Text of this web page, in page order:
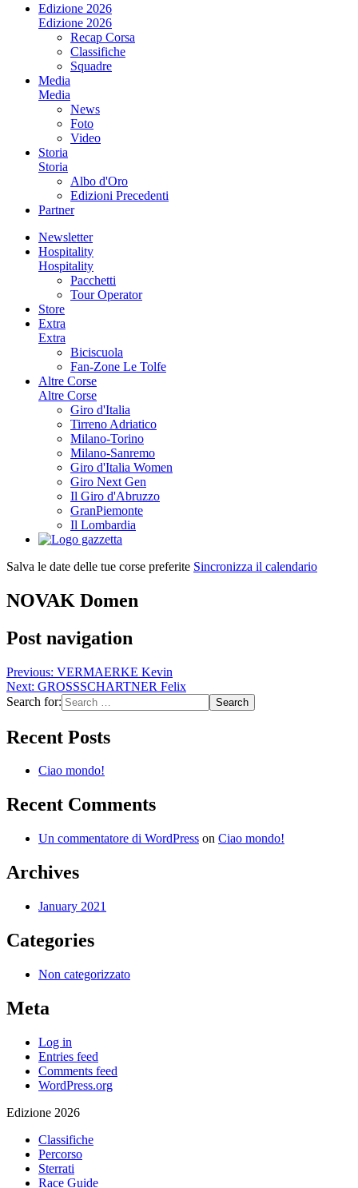
Edizione 2026
Edizione 2026
Recap Corsa
Classifiche
Squadre
Media
Media
News
Foto
Video
Storia
Storia
Albo d'Oro
Edizioni Precedenti
Partner
Newsletter
Hospitality
Hospitality
Pacchetti
Tour Operator
Store
Extra
Extra
Biciscuola
Fan-Zone Le Tolfe
Altre Corse
Altre Corse
Giro d'Italia
Tirreno Adriatico
Milano-Torino
Milano-Sanremo
Giro d'Italia Women
Giro Next Gen
Il Giro d'Abruzzo
GranPiemonte
Il Lombardia
Salva le date delle tue corse preferite Sincronizza il calendario
NOVAK Domen
Post navigation
Previous: VERMAERKE Kevin
Next: GROSSSCHARTNER Felix
Search for:
Recent Posts
Ciao mondo!
Recent Comments
Un commentatore di WordPress on Ciao mondo!
Archives
January 2021
Categories
Non categorizzato
Meta
Log in
Entries feed
Comments feed
WordPress.org
Edizione 2026
Classifiche
Percorso
Sterrati
Race Guide